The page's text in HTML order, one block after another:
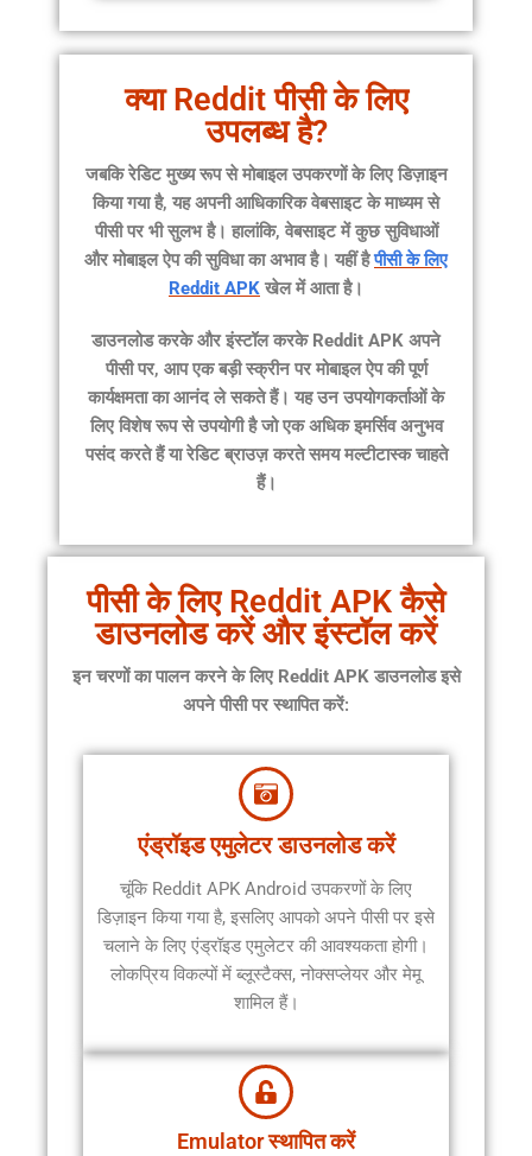
क्या Reddit पीसी के लिए
उपलब्ध है?
जबकि रेडिट मुख्य रूप से मोबाइल उपकरणों के लिए डिज़ाइन
किया गया है, यह अपनी आधिकारिक वेबसाइट के माध्यम से
पीसी पर भी सुलभ है। हालांकि, वेबसाइट में कुछ सुविधाओं
और मोबाइल ऐप की सुविधा का अभाव है। यहीं हैपीसी के लिए
Reddit APK खेल में आता है।
डाउनलोड करके और इंस्टॉल करके Reddit APK अपने
पीसी पर, आप एक बड़ी स्क्रीन पर मोबाइल ऐप की पूर्ण
कार्यक्षमता का आनंद ले सकते हैं। यह उन उपयोगकर्ताओं के
लिए विशेष रूप से उपयोगी है जो एक अधिक इमर्सिव अनुभव
पसंद करते हैं या रेडिट ब्राउज़ करते समय मल्टीटास्क चाहते
हैं।
पीसी के लिए Reddit APK कैसे
डाउनलोड करें और इंस्टॉल करें
इन चरणों का पालन करने के लिए Reddit APK डाउनलोडइसे
अपने पीसी पर स्थापित करें:
एंड्रॉइड एमुलेटर डाउनलोड करें
चूंकि Reddit APK Android उपकरणों के लिए
डिज़ाइन किया गया है, इसलिए आपको अपने पीसी पर इसे
चलाने के लिए एंड्रॉइड एमुलेटर की आवश्यकता होगी।
लोकप्रिय विकल्पों में ब्लूस्टैक्स, नोक्सप्लेयर और मेमू
शामिल हैं।
Emulator स्थापित करें